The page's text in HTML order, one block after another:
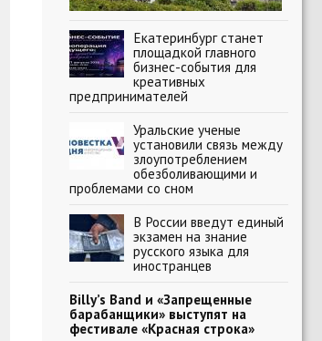
Екатеринбург станет
площадкой главного
бизнес-события для
креативных
предпринимателей
Уральские ученые
установили связь между
злоупотреблением
обезболивающими и
проблемами со сном
В России введут единый
экзамен на знание
русского языка для
иностранцев
Billy’s Band и «Запрещенные
барабанщики» выступят на
фестивале «Красная строка»